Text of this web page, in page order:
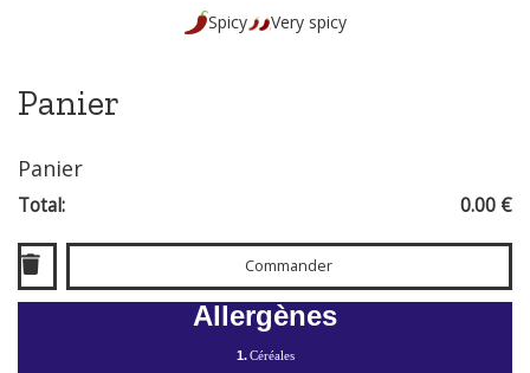
Spicy Very spicy
Panier
Panier
Total: 0.00 €
Commander
Allergènes
1.Céréales